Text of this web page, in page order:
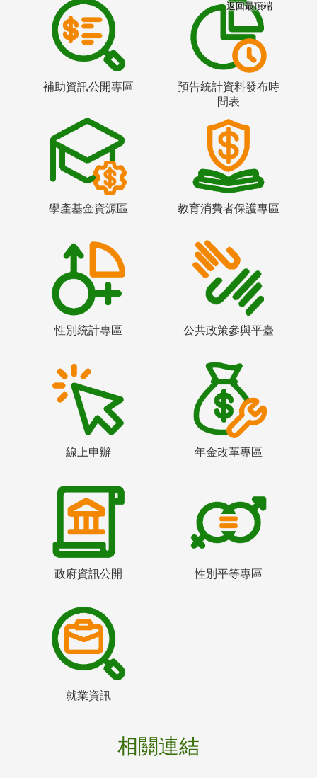
補助資訊公開專區
預告統計資料發布時
間表
學產基金資源區 教育消費者保護專區
性別統計專區 公共政策參與平臺
線上申辦 年金改革專區
政府資訊公開 性別平等專區
就業資訊
相關連結
返回最頂端